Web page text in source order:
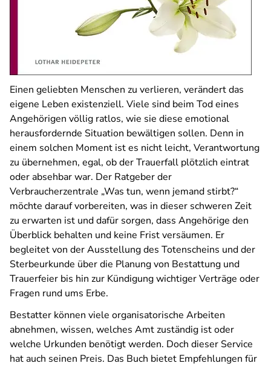
Einen geliebten Menschen zu verlieren, verändert das
eigene Leben existenziell. Viele sind beim Tod eines
Angehörigen völlig ratlos, wie sie diese emotional
herausfordernde Situation bewältigen sollen. Denn in
einem solchen Moment ist es nicht leicht, Verantwortung
zu übernehmen, egal, ob der Trauerfall plötzlich eintrat
oder absehbar war. Der Ratgeber der
Verbraucherzentrale „Was tun, wenn jemand stirbt?“
möchte darauf vorbereiten, was in dieser schweren Zeit
zu erwarten ist und dafür sorgen, dass Angehörige den
Überblick behalten und keine Frist versäumen. Er
begleitet von der Ausstellung des Totenscheins und der
Sterbeurkunde über die Planung von Bestattung und
Trauerfeier bis hin zur Kündigung wichtiger Verträge oder
Fragen rund ums Erbe.
Bestatter können viele organisatorische Arbeiten
abnehmen, wissen, welches Amt zuständig ist oder
welche Urkunden benötigt werden. Doch dieser Service
hat auch seinen Preis. Das Buch bietet Empfehlungen für